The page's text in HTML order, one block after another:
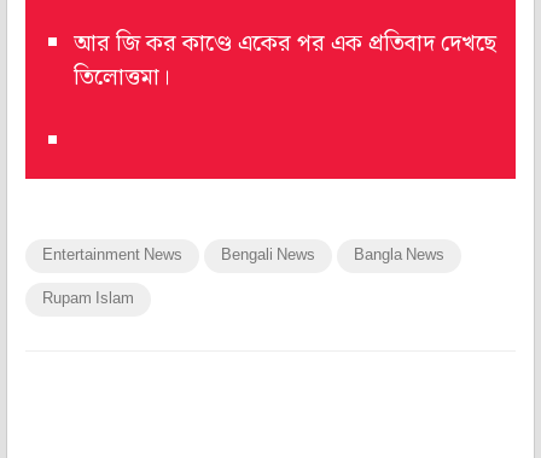
আর জি কর কাণ্ডে একের পর এক প্রতিবাদ দেখছে
তিলোত্তমা।
Entertainment News Bengali News Bangla News
Rupam Islam